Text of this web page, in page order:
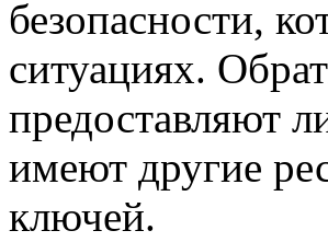
безопасности,
ситуациях.
предоставляют
имеют другие
ключей.